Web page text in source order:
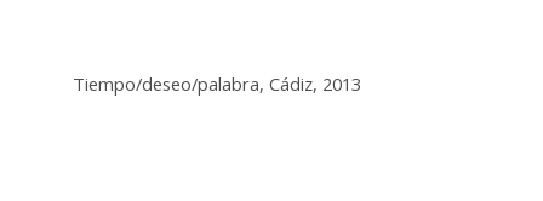
Tiempo/deseo/palabra, Cádiz, 2013